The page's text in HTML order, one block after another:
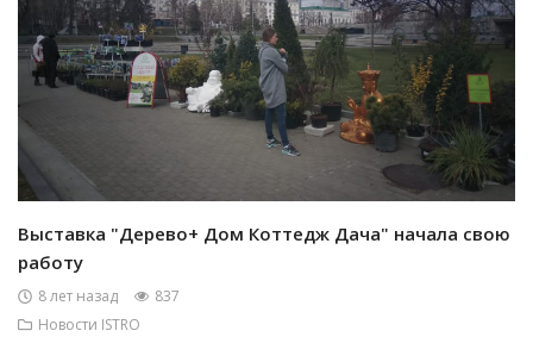
Выставка "Дерево+ Дом Коттедж Дача" начала свою
работу
8 лет назад
837
Новости ISTRO